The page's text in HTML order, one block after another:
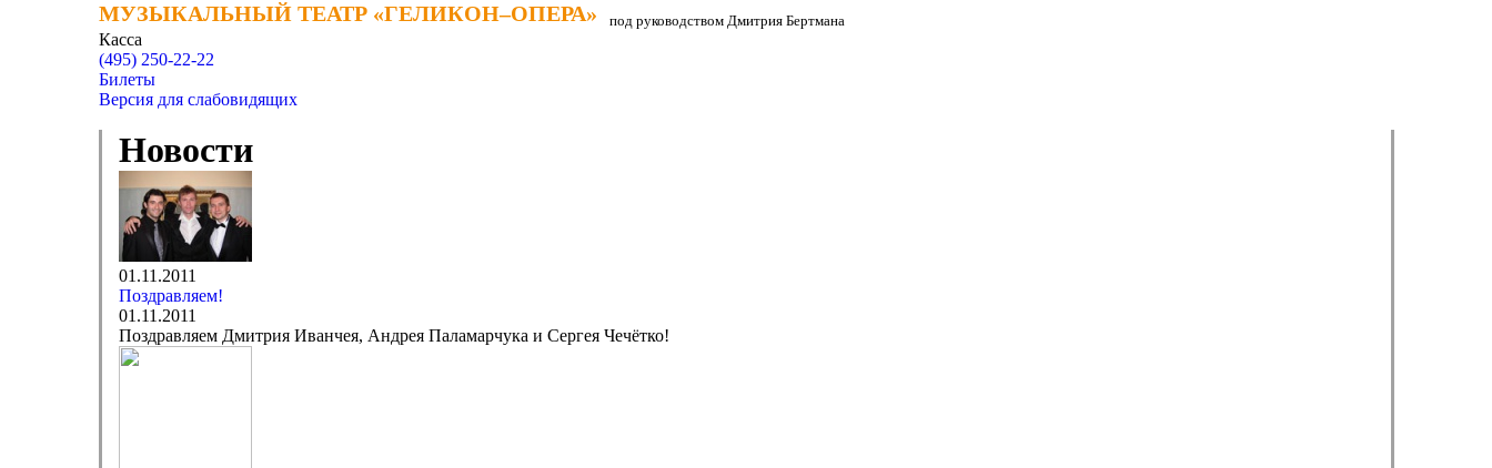
МУЗЫКАЛЬНЫЙ ТЕАТР «ГЕЛИКОН–ОПЕРА»
МУЗЫКАЛЬНЫЙ ТЕАТР «ГЕЛИКОН–ОПЕРА» под руководством Дмитрия Бертмана
Касса
(495) 250-22-22
Билеты
Версия для слабовидящих
Новости
01.11.2011
Поздравляем!
01.11.2011
Поздравляем Дмитрия Иванчея, Андрея Паламарчука и Сергея Чечётко!